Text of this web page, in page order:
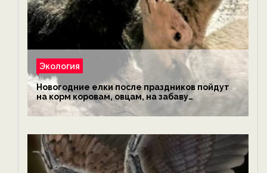
Экология
Новогодние елки после праздников пойдут
на корм коровам, овцам, на забаву
обезьянам, львам и леопардам — новости
экологии на ECOportal